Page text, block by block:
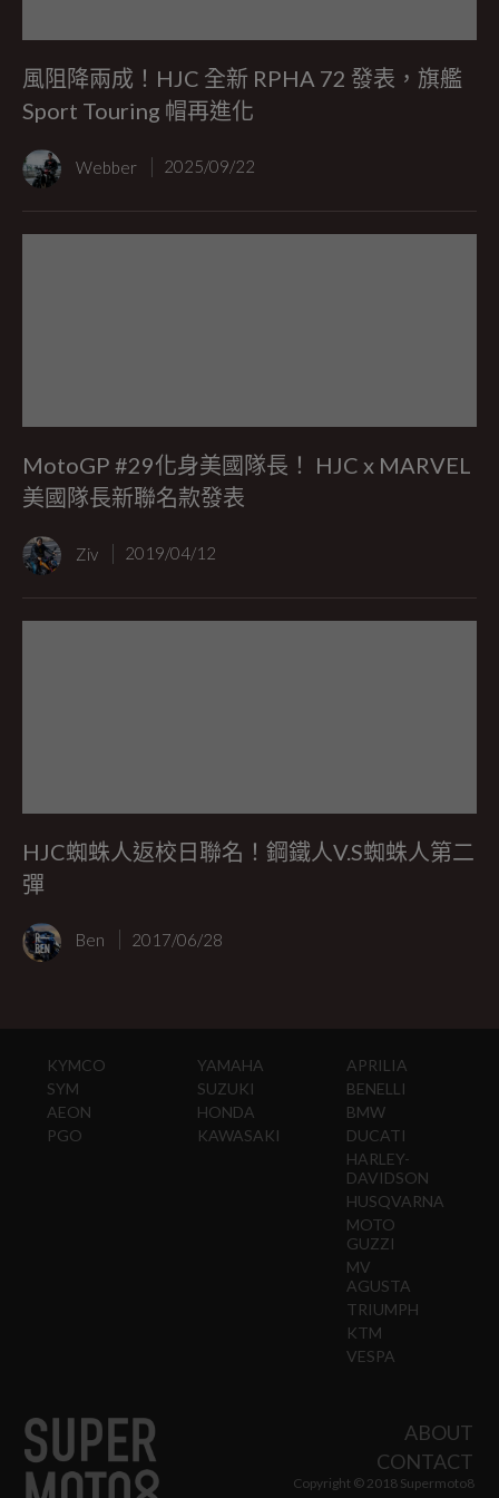
風阻降兩成！HJC 全新 RPHA 72 發表，旗艦
Sport Touring 帽再進化
Webber 2025/09/22
MotoGP #29化身美國隊長！ HJC x MARVEL
美國隊長新聯名款發表
Ziv 2019/04/12
HJC蜘蛛人返校日聯名！鋼鐵人V.S蜘蛛人第二
彈
Ben 2017/06/28
KYMCO
SYM
AEON
PGO
YAMAHA
SUZUKI
HONDA
KAWASAKI
APRILIA
BENELLI
BMW
DUCATI
HARLEY-
DAVIDSON
HUSQVARNA
MOTO
GUZZI
MV
AGUSTA
TRIUMPH
KTM
VESPA
ABOUT
CONTACT
Copyright © 2018 Supermoto8